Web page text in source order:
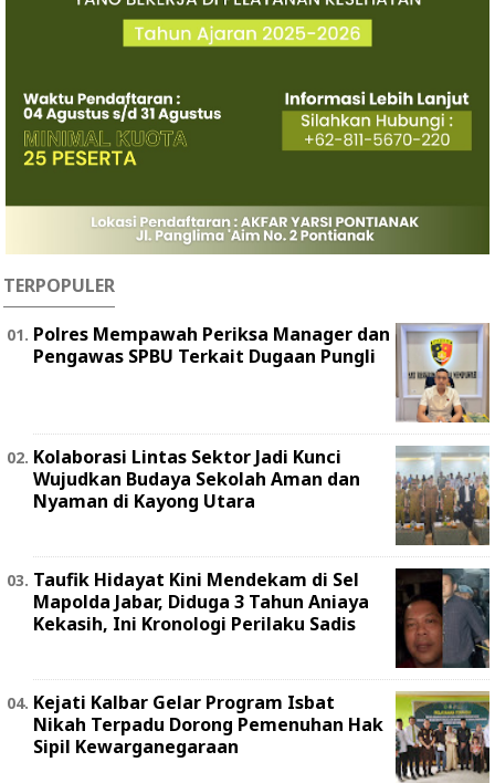
TERPOPULER
Polres Mempawah Periksa Manager dan
Pengawas SPBU Terkait Dugaan Pungli
Kolaborasi Lintas Sektor Jadi Kunci
Wujudkan Budaya Sekolah Aman dan
Nyaman di Kayong Utara
Taufik Hidayat Kini Mendekam di Sel
Mapolda Jabar, Diduga 3 Tahun Aniaya
Kekasih, Ini Kronologi Perilaku Sadis
Kejati Kalbar Gelar Program Isbat
Nikah Terpadu Dorong Pemenuhan Hak
Sipil Kewarganegaraan